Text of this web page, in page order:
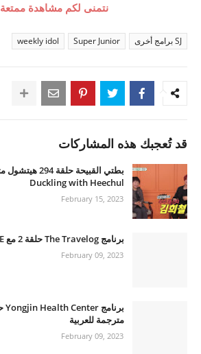
نتمنى لكم مشاهدة ممتعة
SJ برامج أخرى Super Junior
weekly idol
قد تُعجبك هذه المشاركات
Duckling with Heechul
February 15, 2023
برنامج The Travelog حلقة 2 مع D&E مترجمة للعربية
February 09, 2023
مترجمة للعربية
February 09, 2023